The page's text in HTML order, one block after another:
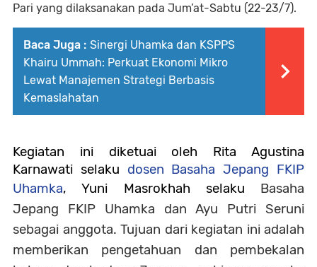
Pari yang dilaksanakan pada Jum’at-Sabtu (22-23/7).
Baca Juga : Sinergi Uhamka dan KSPPS
Khairu Ummah: Perkuat Ekonomi Mikro
Lewat Manajemen Strategi Berbasis
Kemaslahatan
Kegiatan ini diketuai oleh Rita Agustina
Karnawati selaku dosen Basaha Jepang FKIP
Uhamka, Yuni Masrokhah selaku Basaha
Jepang FKIP Uhamka dan Ayu Putri Seruni
sebagai anggota. Tujuan dari kegiatan ini adalah
memberikan pengetahuan dan pembekalan